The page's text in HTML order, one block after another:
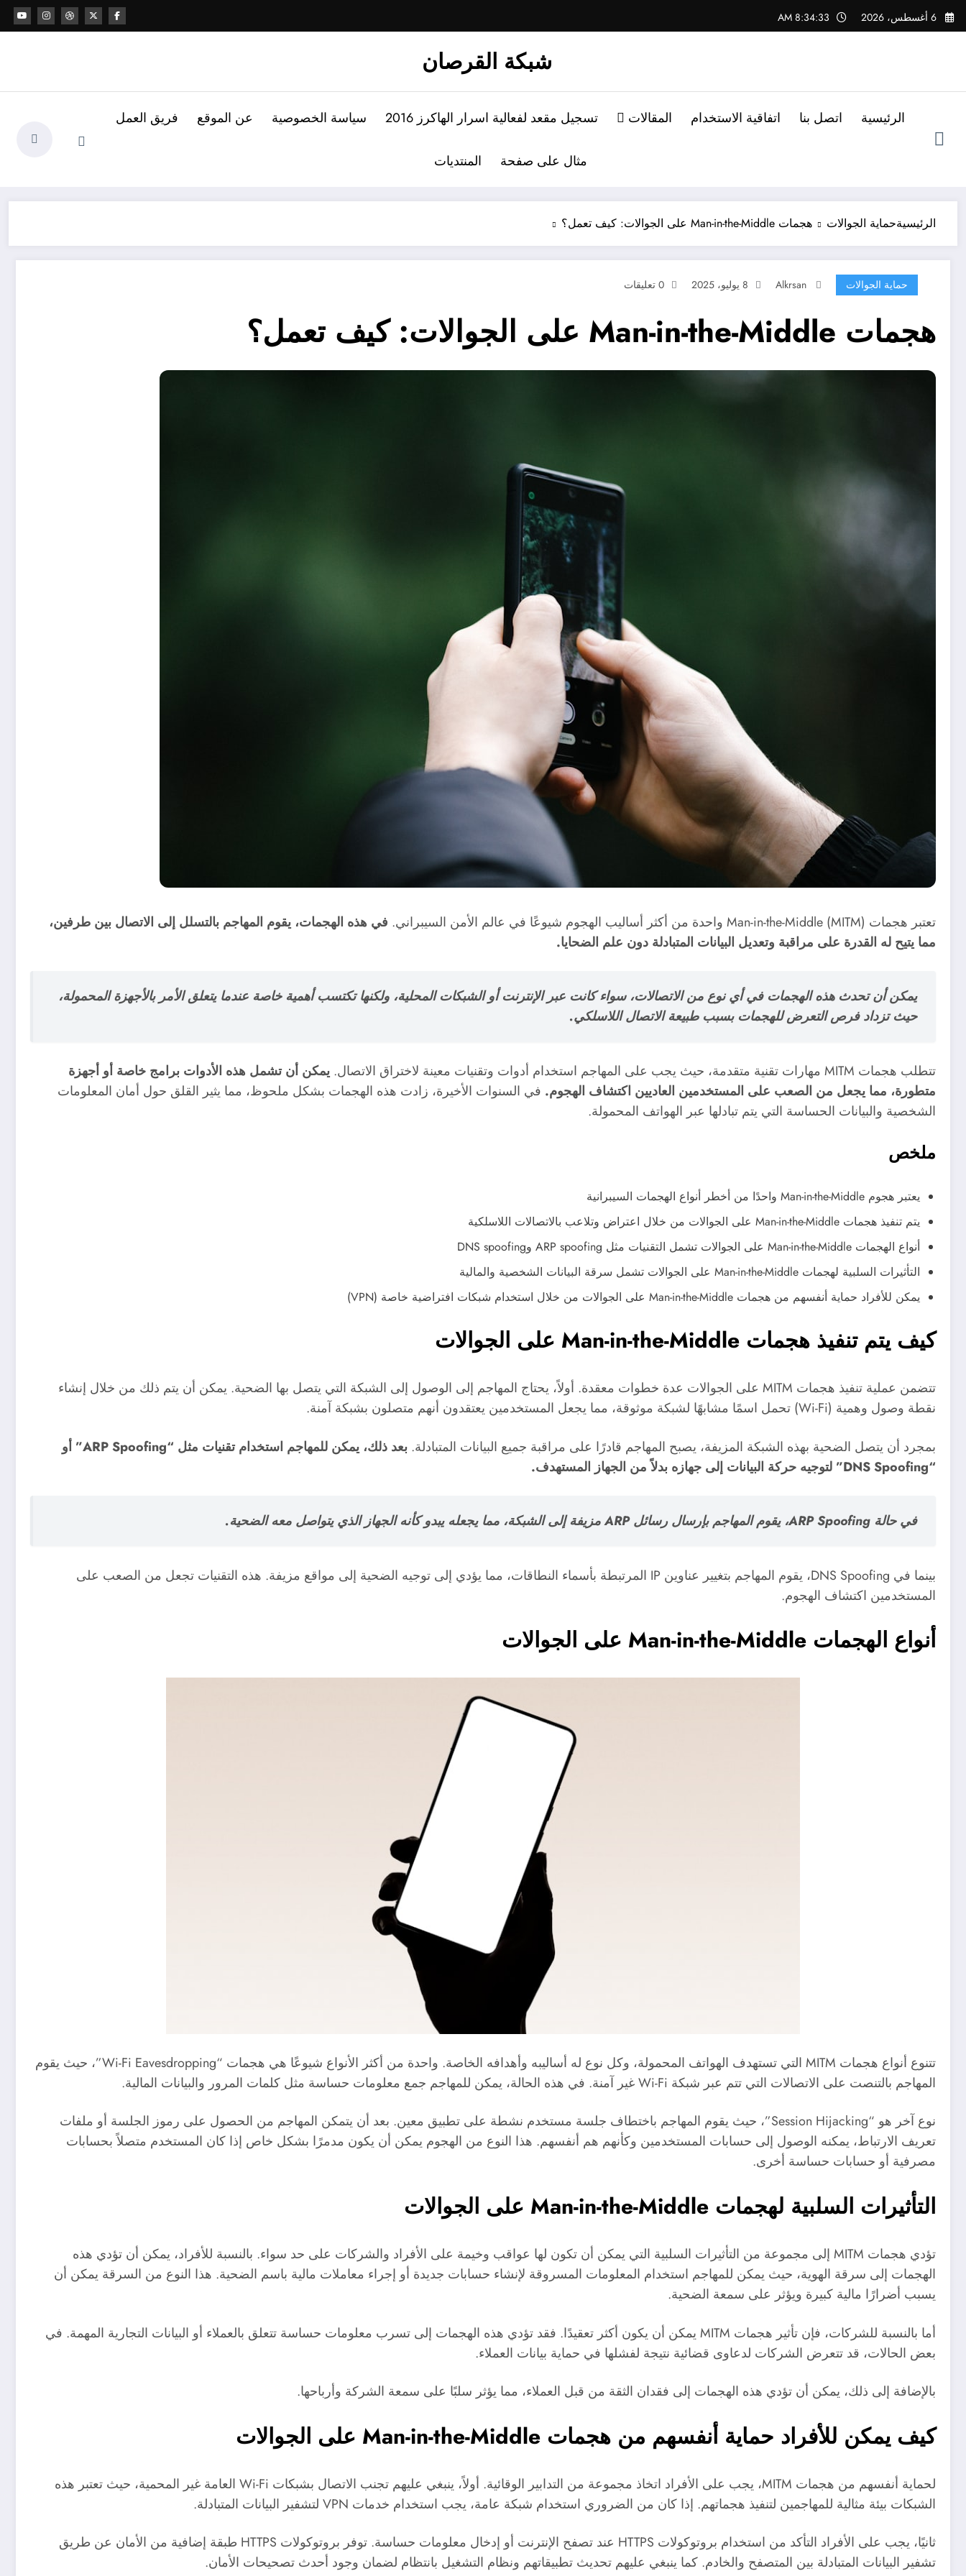
التجاوز
إلى
6 أغسطس، 2026 8:34:35 AM
شبكة القرصان
الرئيسية اتصل بنا اتفاقية الاستخدام المقالات تسجيل مقعد لفعالية اسرار الهاكرز 2016 سياسة الخصوصية عن الموقع فريق العمل
مثال على صفحة المنتديات
الرئيسيةحماية الجوالات هجمات Man-in-the-Middle على الجوالات: كيف تعمل؟
حماية الجوالات Alkrsan 8 يوليو، 2025 0 تعليقات
هجمات Man-in-the-Middle على الجوالات: كيف تعمل؟
تعتبر هجمات Man-in-the-Middle (MITM) واحدة من أكثر أساليب الهجوم شيوعًا في عالم الأمن السيبراني.
في هذه الهجمات، يقوم المهاجم بالتسلل إلى الاتصال بين طرفين،
مما يتيح له القدرة على مراقبة وتعديل البيانات المتبادلة دون علم الضحايا.
يمكن أن تحدث هذه الهجمات في أي نوع من الاتصالات، سواء كانت عبر الإنترنت أو الشبكات المحلية، ولكنها تكتسب أهمية خاصة عندما يتعلق الأمر بالأجهزة المحمولة،
حيث تزداد فرص التعرض للهجمات بسبب طبيعة الاتصال اللاسلكي.
تتطلب هجمات MITM مهارات تقنية متقدمة، حيث يجب على المهاجم استخدام أدوات وتقنيات معينة لاختراق الاتصال.
يمكن أن تشمل هذه الأدوات برامج خاصة أو أجهزة
متطورة، مما يجعل من الصعب على المستخدمين العاديين اكتشاف الهجوم. في السنوات الأخيرة، زادت هذه الهجمات بشكل ملحوظ، مما يثير القلق حول أمان المعلومات
الشخصية والبيانات الحساسة التي يتم تبادلها عبر الهواتف المحمولة.
ملخص
يعتبر هجوم Man-in-the-Middle واحدًا من أخطر أنواع الهجمات السيبرانية
يتم تنفيذ هجمات Man-in-the-Middle على الجوالات من خلال اعتراض وتلاعب بالاتصالات اللاسلكية
أنواع الهجمات Man-in-the-Middle على الجوالات تشمل التقنيات مثل ARP spoofing وDNS spoofing
التأثيرات السلبية لهجمات Man-in-the-Middle على الجوالات تشمل سرقة البيانات الشخصية والمالية
يمكن للأفراد حماية أنفسهم من هجمات Man-in-the-Middle على الجوالات من خلال استخدام شبكات افتراضية خاصة (VPN)
كيف يتم تنفيذ هجمات Man-in-the-Middle على الجوالات
تتضمن عملية تنفيذ هجمات MITM على الجوالات عدة خطوات معقدة. أولاً، يحتاج المهاجم إلى الوصول إلى الشبكة التي يتصل بها الضحية. يمكن أن يتم ذلك من خلال إنشاء
نقطة وصول وهمية (Wi-Fi) تحمل اسمًا مشابهًا لشبكة موثوقة، مما يجعل المستخدمين يعتقدون أنهم متصلون بشبكة آمنة.
بمجرد أن يتصل الضحية بهذه الشبكة المزيفة، يصبح المهاجم قادرًا على مراقبة جميع البيانات المتبادلة.
بعد ذلك، يمكن للمهاجم استخدام تقنيات مثل “ARP Spoofing” أو
“DNS Spoofing” لتوجيه حركة البيانات إلى جهازه بدلاً من الجهاز المستهدف.
في حالة ARP Spoofing، يقوم المهاجم بإرسال رسائل ARP مزيفة إلى الشبكة، مما يجعله يبدو كأنه الجهاز الذي يتواصل معه الضحية.
بينما في DNS Spoofing، يقوم المهاجم بتغيير عناوين IP المرتبطة بأسماء النطاقات، مما يؤدي إلى توجيه الضحية إلى مواقع مزيفة. هذه التقنيات تجعل من الصعب على
المستخدمين اكتشاف الهجوم.
أنواع الهجمات Man-in-the-Middle على الجوالات
تتنوع أنواع هجمات MITM التي تستهدف الهواتف المحمولة، وكل نوع له أساليبه وأهدافه الخاصة. واحدة من أكثر الأنواع شيوعًا هي هجمات “Wi-Fi Eavesdropping”، حيث يقوم
المهاجم بالتنصت على الاتصالات التي تتم عبر شبكة Wi-Fi غير آمنة. في هذه الحالة، يمكن للمهاجم جمع معلومات حساسة مثل كلمات المرور والبيانات المالية.
نوع آخر هو “Session Hijacking”، حيث يقوم المهاجم باختطاف جلسة مستخدم نشطة على تطبيق معين. بعد أن يتمكن المهاجم من الحصول على رموز الجلسة أو ملفات
تعريف الارتباط، يمكنه الوصول إلى حسابات المستخدمين وكأنهم هم أنفسهم. هذا النوع من الهجوم يمكن أن يكون مدمرًا بشكل خاص إذا كان المستخدم متصلاً بحسابات
مصرفية أو حسابات حساسة أخرى.
التأثيرات السلبية لهجمات Man-in-the-Middle على الجوالات
تؤدي هجمات MITM إلى مجموعة من التأثيرات السلبية التي يمكن أن تكون لها عواقب وخيمة على الأفراد والشركات على حد سواء. بالنسبة للأفراد، يمكن أن تؤدي هذه
الهجمات إلى سرقة الهوية، حيث يمكن للمهاجم استخدام المعلومات المسروقة لإنشاء حسابات جديدة أو إجراء معاملات مالية باسم الضحية. هذا النوع من السرقة يمكن أن
يسبب أضرارًا مالية كبيرة ويؤثر على سمعة الضحية.
أما بالنسبة للشركات، فإن تأثير هجمات MITM يمكن أن يكون أكثر تعقيدًا. فقد تؤدي هذه الهجمات إلى تسرب معلومات حساسة تتعلق بالعملاء أو البيانات التجارية المهمة. في
بعض الحالات، قد تتعرض الشركات لدعاوى قضائية نتيجة لفشلها في حماية بيانات العملاء.
بالإضافة إلى ذلك، يمكن أن تؤدي هذه الهجمات إلى فقدان الثقة من قبل العملاء، مما يؤثر سلبًا على سمعة الشركة وأرباحها.
كيف يمكن للأفراد حماية أنفسهم من هجمات Man-in-the-Middle على الجوالات
لحماية أنفسهم من هجمات MITM، يجب على الأفراد اتخاذ مجموعة من التدابير الوقائية. أولاً، ينبغي عليهم تجنب الاتصال بشبكات Wi-Fi العامة غير المحمية، حيث تعتبر هذه
الشبكات بيئة مثالية للمهاجمين لتنفيذ هجماتهم. إذا كان من الضروري استخدام شبكة عامة، يجب استخدام خدمات VPN لتشفير البيانات المتبادلة.
ثانيًا، يجب على الأفراد التأكد من استخدام بروتوكولات HTTPS عند تصفح الإنترنت أو إدخال معلومات حساسة. توفر بروتوكولات HTTPS طبقة إضافية من الأمان عن طريق
تشفير البيانات المتبادلة بين المتصفح والخادم. كما ينبغي عليهم تحديث تطبيقاتهم ونظام التشغيل بانتظام لضمان وجود أحدث تصحيحات الأمان.